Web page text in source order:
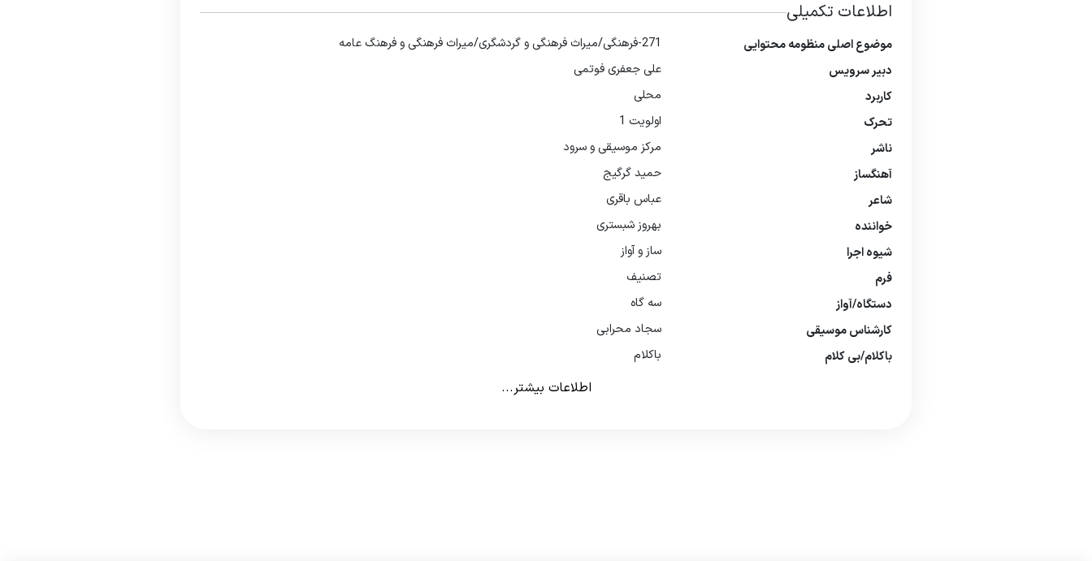
اطلاعات تکمیلی
موضوع اصلی منظومه محتوایی
271-فرهنگی/میراث فرهنگی و گردشگری/میراث فرهنگی و فرهنگ عامه
دبیر سرویس
علی جعفری فوتمی
کاربرد
محلی
تحرک
اولویت 1
ناشر
مرکز موسیقی و سرود
آهنگساز
حمید گرگیج
شاعر
عباس باقری
خواننده
بهروز شبستری
شیوه اجرا
ساز و آواز
فرم
تصنیف
دستگاه/آواز
سه گاه
كارشناس موسیقی
سجاد محرابی
باكلام/بی كلام
باکلام
اطلاعات بیشتر...